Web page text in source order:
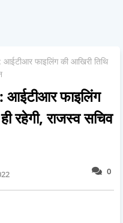
फाइलिंग की आखिरी तिथि
फाइलिंग
रहेगी, राजस्व सचिव
0